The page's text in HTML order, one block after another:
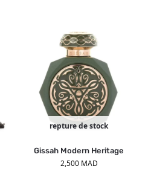
repture de stock
Gissah Modern Heritage
2,500 MAD